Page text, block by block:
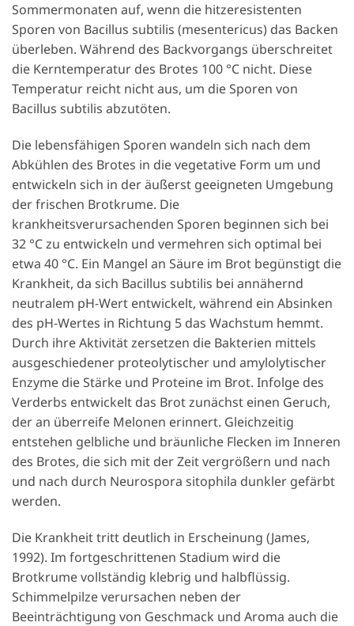
Sommermonaten auf, wenn die hitzeresistenten
Sporen von Bacillus subtilis (mesentericus) das Backen
überleben. Während des Backvorgangs überschreitet
die Kerntemperatur des Brotes 100 °C nicht. Diese
Temperatur reicht nicht aus, um die Sporen von
Bacillus subtilis abzutöten.
Die lebensfähigen Sporen wandeln sich nach dem
Abkühlen des Brotes in die vegetative Form um und
entwickeln sich in der äußerst geeigneten Umgebung
der frischen Brotkrume. Die
krankheitsverursachenden Sporen beginnen sich bei
32 °C zu entwickeln und vermehren sich optimal bei
etwa 40 °C. Ein Mangel an Säure im Brot begünstigt die
Krankheit, da sich Bacillus subtilis bei annähernd
neutralem pH-Wert entwickelt, während ein Absinken
des pH-Wertes in Richtung 5 das Wachstum hemmt.
Durch ihre Aktivität zersetzen die Bakterien mittels
ausgeschiedener proteolytischer und amylolytischer
Enzyme die Stärke und Proteine im Brot. Infolge des
Verderbs entwickelt das Brot zunächst einen Geruch,
der an überreife Melonen erinnert. Gleichzeitig
entstehen gelbliche und bräunliche Flecken im Inneren
des Brotes, die sich mit der Zeit vergrößern und nach
und nach durch Neurospora sitophila dunkler gefärbt
werden.
Die Krankheit tritt deutlich in Erscheinung (James,
1992). Im fortgeschrittenen Stadium wird die
Brotkrume vollständig klebrig und halbflüssig.
Schimmelpilze verursachen neben der
Beeinträchtigung von Geschmack und Aroma auch die